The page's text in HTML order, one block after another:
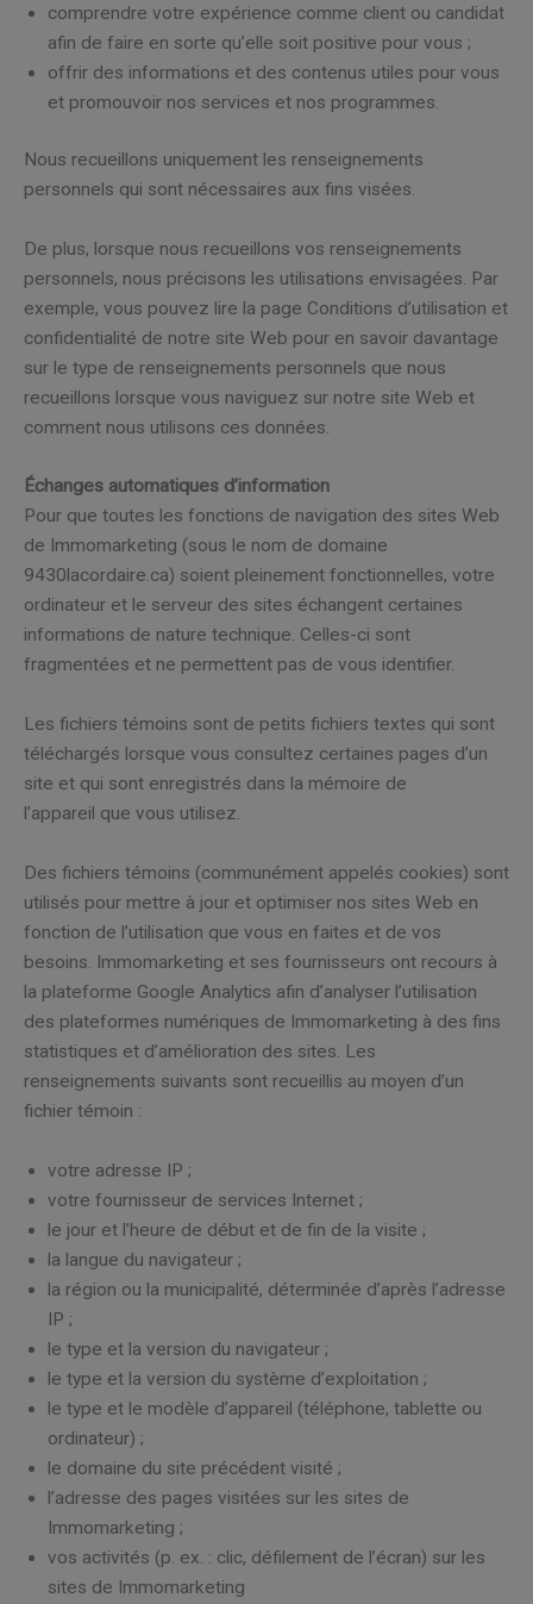
comprendre votre expérience comme client ou candidat
afin de faire en sorte qu’elle soit positive pour vous ;
offrir des informations et des contenus utiles pour vous
et promouvoir nos services et nos programmes.
Nous recueillons uniquement les renseignements
personnels qui sont nécessaires aux fins visées.
De plus, lorsque nous recueillons vos renseignements
personnels, nous précisons les utilisations envisagées. Par
exemple, vous pouvez lire la page Conditions d’utilisation et
confidentialité de notre site Web pour en savoir davantage
sur le type de renseignements personnels que nous
recueillons lorsque vous naviguez sur notre site Web et
comment nous utilisons ces données.
Échanges automatiques d’information
Pour que toutes les fonctions de navigation des sites Web
de Immomarketing (sous le nom de domaine
9430lacordaire.ca) soient pleinement fonctionnelles, votre
ordinateur et le serveur des sites échangent certaines
informations de nature technique. Celles-ci sont
fragmentées et ne permettent pas de vous identifier.
Les fichiers témoins sont de petits fichiers textes qui sont
téléchargés lorsque vous consultez certaines pages d’un
site et qui sont enregistrés dans la mémoire de
l’appareil que vous utilisez.
Des fichiers témoins (communément appelés cookies) sont
utilisés pour mettre à jour et optimiser nos sites Web en
fonction de l’utilisation que vous en faites et de vos
besoins. Immomarketing et ses fournisseurs ont recours à
la plateforme Google Analytics afin d’analyser l’utilisation
des plateformes numériques de Immomarketing à des fins
statistiques et d’amélioration des sites. Les
renseignements suivants sont recueillis au moyen d’un
fichier témoin :
votre adresse IP ;
votre fournisseur de services Internet ;
le jour et l’heure de début et de fin de la visite ;
la langue du navigateur ;
la région ou la municipalité, déterminée d’après l’adresse
IP ;
le type et la version du navigateur ;
le type et la version du système d’exploitation ;
le type et le modèle d’appareil (téléphone, tablette ou
ordinateur) ;
le domaine du site précédent visité ;
l’adresse des pages visitées sur les sites de
Immomarketing ;
vos activités (p. ex. : clic, défilement de l’écran) sur les
sites de Immomarketing